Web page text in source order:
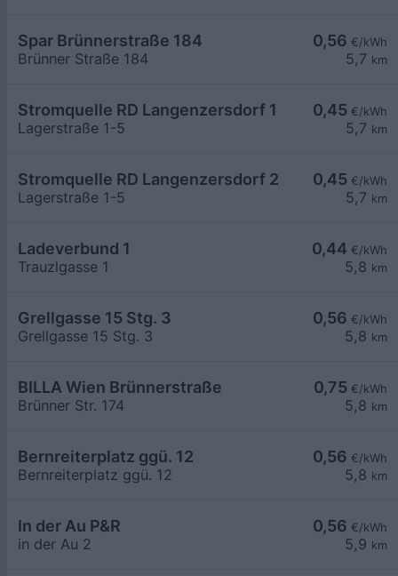
0,56 €/kWh
5,7 km
Spar Brünnerstraße 184
Brünner Straße 184
0,45 €/kWh
5,7 km
Stromquelle RD Langenzersdorf 1
Lagerstraße 1-5
0,45 €/kWh
5,7 km
Stromquelle RD Langenzersdorf 2
Lagerstraße 1-5
0,44 €/kWh
5,8 km
Ladeverbund 1
Trauzlgasse 1
0,56 €/kWh
5,8 km
Grellgasse 15 Stg. 3
Grellgasse 15 Stg. 3
0,75 €/kWh
5,8 km
BILLA Wien Brünnerstraße
Brünner Str. 174
0,56 €/kWh
5,8 km
Bernreiterplatz ggü. 12
Bernreiterplatz ggü. 12
0,56 €/kWh
5,9 km
In der Au P&R
in der Au 2